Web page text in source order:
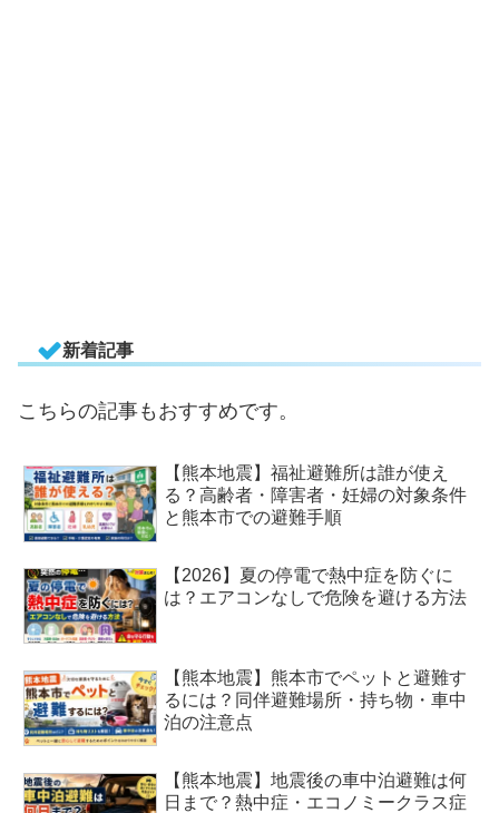
新着記事
こちらの記事もおすすめです。
【熊本地震】福祉避難所は誰が使え
る？高齢者・障害者・妊婦の対象条件
と熊本市での避難手順
【2026】夏の停電で熱中症を防ぐに
は？エアコンなしで危険を避ける方法
【熊本地震】熊本市でペットと避難す
るには？同伴避難場所・持ち物・車中
泊の注意点
【熊本地震】地震後の車中泊避難は何
日まで？熱中症・エコノミークラス症